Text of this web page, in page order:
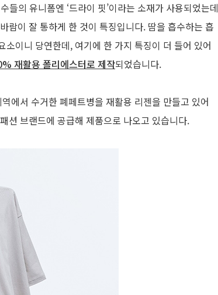
의 유니폼엔 ‘드라이 핏’이라는 소재가 사용되었는데
람이 잘 통하게 한 것이 특징입니다. 땀을 흡수하는 흡
이니 당연한데, 여기에 한 가지 특징이 더 들어 있어
재활용 폴리에스터로 제작되었습니다.
에서 수거한 폐페트병을 재활용 리젠을 만들고 있어
션 브랜드에 공급해 제품으로 나오고 있습니다.